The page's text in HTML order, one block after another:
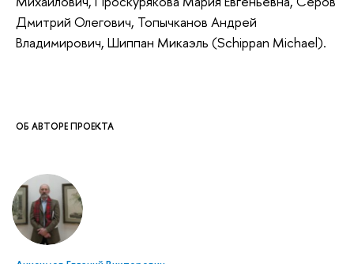
ОБ АВТОРЕ ПРОЕКТА
Дмитрий Олегович, Топычканов Андрей
Владимирович, Шиппан Микаэль (Schippan Michael).